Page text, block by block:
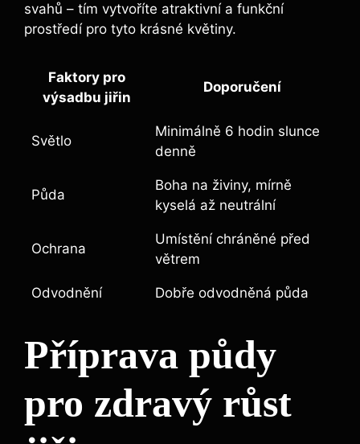
svahů – tím vytvoříte atraktivní a funkční
prostředí pro tyto krásné květiny.
Faktory pro
výsadbu jiřin
Doporučení
Světlo
Minimálně 6 hodin slunce
denně
Půda
Boha na živiny, mírně
kyselá až neutrální
Ochrana
Umístění chráněné před
větrem
Odvodnění Dobře odvodněná půda
Příprava půdy
pro zdravý růst